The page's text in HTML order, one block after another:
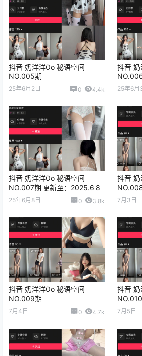
抖音 奶洋洋Oo 秘语空间
NO.005期
25年6月2日 0 4.4k
抖音 奶
25年6月
抖音 奶洋洋Oo 秘语空间
NO.007期 更新至：2025.6.8
25年6月8日 0 3.8k
抖音 奶
7月3日
抖音 奶洋洋Oo 秘语空间
NO.009期
7月4日 0 4.7k
抖音 奶
7月5日